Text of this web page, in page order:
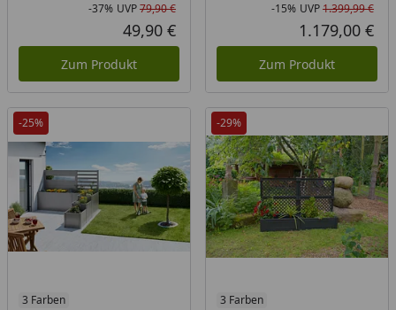
Rabatt in Prozent
-37%
Ursprünglicher Preis
UVP79,90 €
Aktueller Preis
49,90 €
Zum Produkt
-15% UVP1.399,99 €
1.179,00 €
Zum Produkt
-25%
3 Farben
-29%
3 Farben